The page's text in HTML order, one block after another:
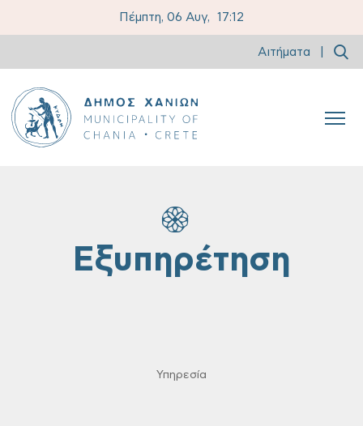
Πέμπτη, 06 Αυγ, 17:12
Αιτήματα
Εξυπηρέτηση
Υπηρεσία